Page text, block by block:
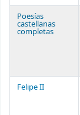
Poesías
castellanas
completas
Felipe II